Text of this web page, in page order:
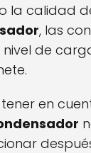
la calidad
, las
de
en